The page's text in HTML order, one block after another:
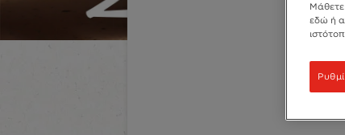
Μάθετε
εδώ ή